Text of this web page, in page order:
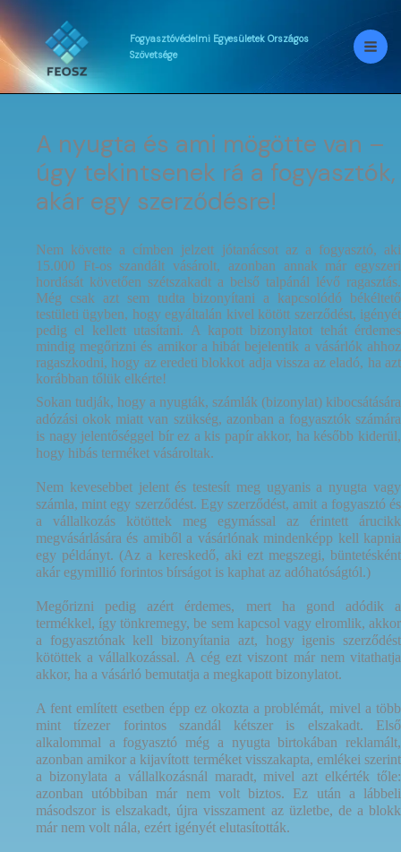
Skip
to
content
Fogyasztóvédelmi Egyesületek Országos
Szövetsége
A nyugta és ami mögötte van –
úgy tekintsenek rá a fogyasztók,
akár egy szerződésre!
Nem követte a címben jelzett jótanácsot az a fogyasztó, aki
15.000 Ft-os szandált vásárolt, azonban annak már egyszeri
hordását követően szétszakadt a belső talpánál lévő ragasztás.
Még csak azt sem tudta bizonyítani a kapcsolódó békéltető
testületi ügyben, hogy egyáltalán kivel kötött szerződést, igényét
pedig el kellett utasítani. A kapott bizonylatot tehát érdemes
mindig megőrizni és amikor a hibát bejelentik a vásárlók ahhoz
ragaszkodni, hogy az eredeti blokkot adja vissza az eladó, ha azt
korábban tőlük elkérte!
Sokan tudják, hogy a nyugták, számlák (bizonylat) kibocsátására
adózási okok miatt van szükség, azonban a fogyasztók számára
is nagy jelentőséggel bír ez a kis papír akkor, ha később kiderül,
hogy hibás terméket vásároltak.
Nem kevesebbet jelent és testesít meg ugyanis a nyugta vagy
számla, mint egy szerződést. Egy szerződést, amit a fogyasztó és
a vállalkozás kötöttek meg egymással az érintett árucikk
megvásárlására és amiből a vásárlónak mindenképp kell kapnia
egy példányt. (Az a kereskedő, aki ezt megszegi, büntetésként
akár egymillió forintos bírságot is kaphat az adóhatóságtól.)
Megőrizni pedig azért érdemes, mert ha gond adódik a
termékkel, így tönkremegy, be sem kapcsol vagy elromlik, akkor
a fogyasztónak kell bizonyítania azt, hogy igenis szerződést
kötöttek a vállalkozással. A cég ezt viszont már nem vitathatja
akkor, ha a vásárló bemutatja a megkapott bizonylatot.
A fent említett esetben épp ez okozta a problémát, mivel a több
mint tízezer forintos szandál kétszer is elszakadt. Első
alkalommal a fogyasztó még a nyugta birtokában reklamált,
azonban amikor a kijavított terméket visszakapta, emlékei szerint
a bizonylata a vállalkozásnál maradt, mivel azt elkérték tőle:
azonban utóbbiban már nem volt biztos. Ez után a lábbeli
másodszor is elszakadt, újra visszament az üzletbe, de a blokk
már nem volt nála, ezért igényét elutasították.